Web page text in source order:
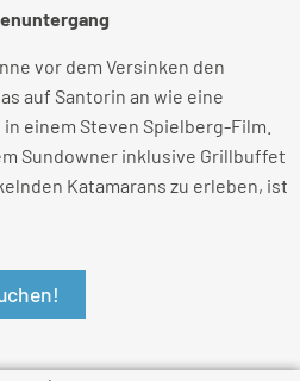
vor dem Versinken den
auf Santorin an wie eine
einem Steven Spielberg-Film.
Sundowner inklusive Grillbuffet
Katamarans zu erleben, ist